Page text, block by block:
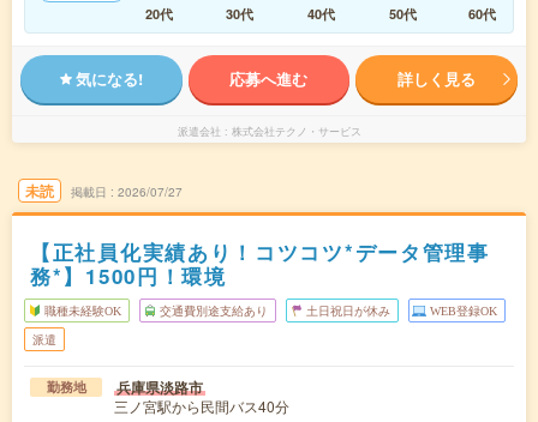
20代
30代 40代 50代 60代
気になる! 応募へ進む 詳しく見る
派遣会社 株式会社テクノ・サービス
未読 掲載日 2026/07/27
【正社員化実績あり！コツコツ*データ管理事
務*】1500円！環境
職種未経験OK 交通費別途支給あり 土日祝日が休み WEB登録OK
派遣
勤務地 兵庫県淡路市
三ノ宮駅から民間バス40分